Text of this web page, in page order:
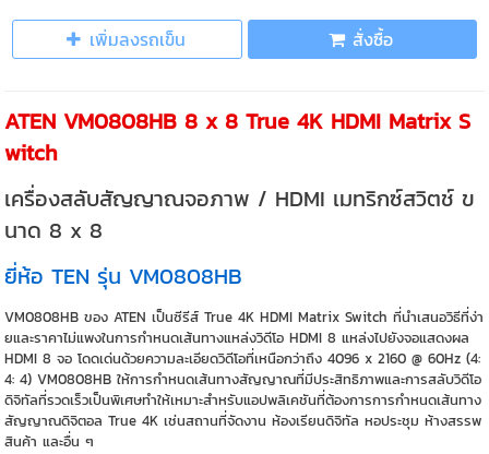
เพิ่มลงรถเข็น สั่งซื้อ
ATEN VM0808HB 8 x 8 True 4K HDMI Matrix S
witch
เครื่องสลับสัญญาณจอภาพ / HDMI เมทริกซ์สวิตช์ ข
นาด 8 x 8
ยี่ห้อ TEN รุ่น VM0808HB
VM0808HB ของ ATEN เป็นซีรีส์ True 4K HDMI Matrix Switch ที่นำเสนอวิธีที่ง่า
ยและราคาไม่แพงในการกำหนดเส้นทางแหล่งวิดีโอ HDMI 8 แหล่งไปยังจอแสดงผล
HDMI 8 จอ โดดเด่นด้วยความละเอียดวิดีโอที่เหนือกว่าถึง 4096 x 2160 @ 60Hz (4:
4: 4) VM0808HB ให้การกำหนดเส้นทางสัญญาณที่มีประสิทธิภาพและการสลับวิดีโอ
ดิจิทัลที่รวดเร็วเป็นพิเศษทำให้เหมาะสำหรับแอปพลิเคชันที่ต้องการการกำหนดเส้นทาง
สัญญาณดิจิตอล True 4K เช่นสถานที่จัดงาน ห้องเรียนดิจิทัล หอประชุม ห้างสรรพ
สินค้า และอื่น ๆ